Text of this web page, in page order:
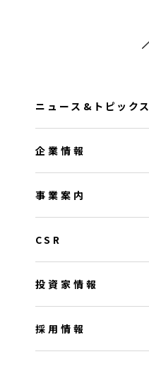
ニュース&トピックス
企業情報
事業案内
CSR
投資家情報
採用情報